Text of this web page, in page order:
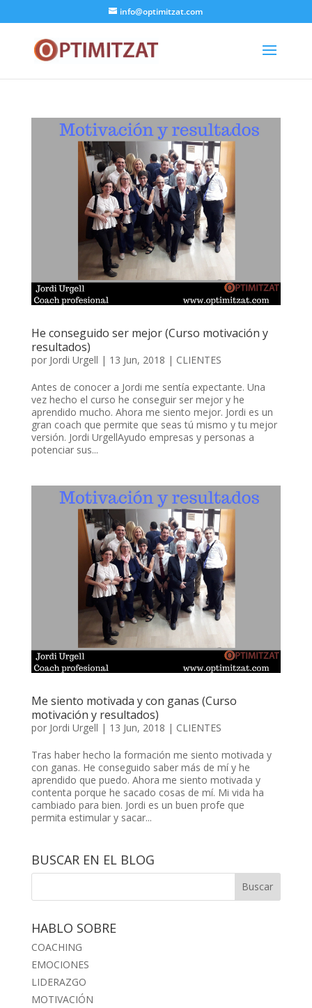
info@optimitzat.com
He conseguido ser mejor (Curso motivación y
resultados)
por Jordi Urgell | 13 Jun, 2018 | CLIENTES
Antes de conocer a Jordi me sentía expectante. Una
vez hecho el curso he conseguir ser mejor y he
aprendido mucho. Ahora me siento mejor. Jordi es un
gran coach que permite que seas tú mismo y tu mejor
versión. Jordi UrgellAyudo empresas y personas a
potenciar sus...
Me siento motivada y con ganas (Curso
motivación y resultados)
por Jordi Urgell | 13 Jun, 2018 | CLIENTES
Tras haber hecho la formación me siento motivada y
con ganas. He conseguido saber más de mí y he
aprendido que puedo. Ahora me siento motivada y
contenta porque he sacado cosas de mí. Mi vida ha
cambiado para bien. Jordi es un buen profe que
permita estimular y sacar...
BUSCAR EN EL BLOG
HABLO SOBRE
COACHING
EMOCIONES
LIDERAZGO
MOTIVACIÓN